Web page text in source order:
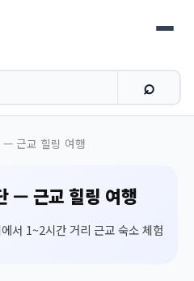
— 근교 힐링 여행
— 근교 힐링 여행
서 1~2시간 거리 근교 숙소 체험